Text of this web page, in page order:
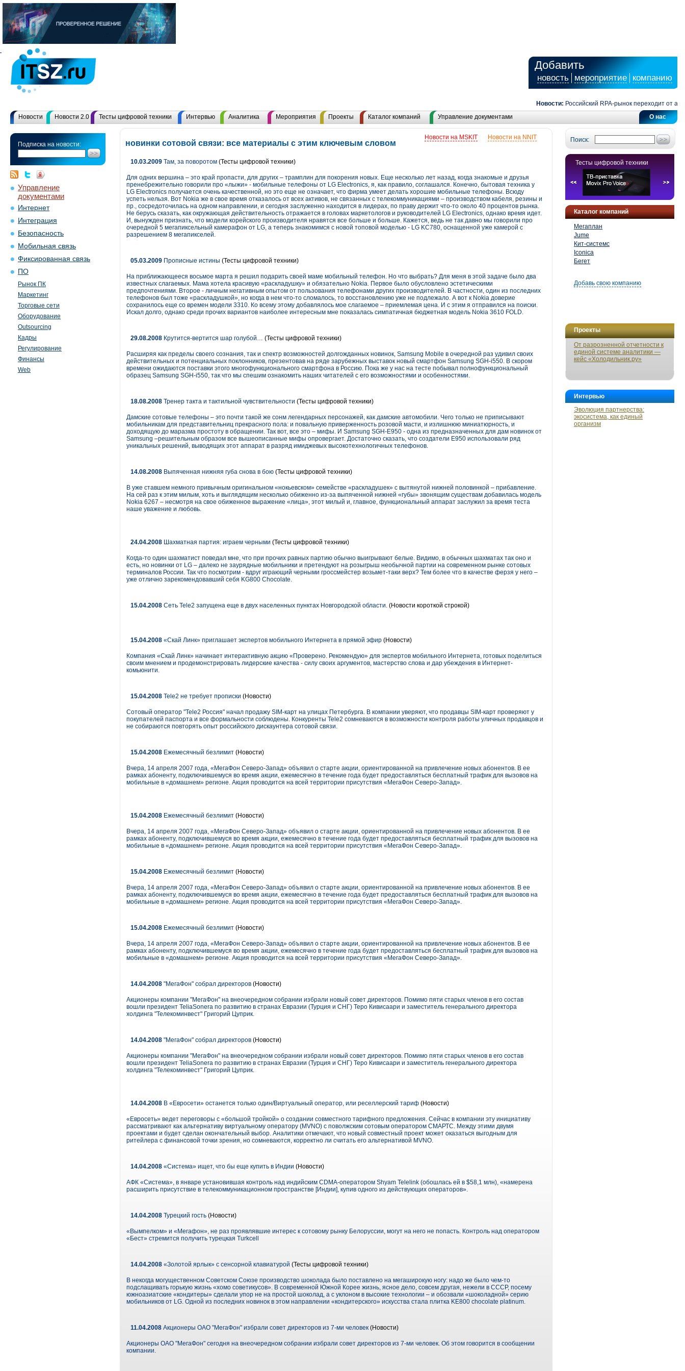
Добавить
новость мероприятие компанию
Новости: Российский RPA-рынок переходит от
О нас
Новости Новости 2.0 Тесты цифровой техники Интервью Аналитика Мероприятия Проекты Каталог компаний Управление документами
Подписка на новости:
Управление
документами
Интернет
Интеграция
Безопасность
Мобильная связь
Фиксированная связь
ПО
Рынок ПК
Маркетинг
Торговые сети
Оборудование
Outsourcing
Кадры
Регулирование
Финансы
Web
Поиск:
Тесты цифровой техники
Каталог компаний
Мегаплан
Jume
Кит-системс
Iconica
Бегет
Добавь свою компанию
Проекты
От разрозненной отчетности к
единой системе аналитики —
кейс «Холодильник.ру»
Интервью
Эволюция партнерства:
экосистема, как единый
организм
Новости на NNIT
Новости на MSKIT
новинки сотовой связи: все материалы с этим ключевым словом
10.03.2009 Там, за поворотом (Тесты цифровой техники)
Для одних вершина – это край пропасти, для других – трамплин для покорения новых. Еще несколько лет назад, когда знакомые и друзья
пренебрежительно говорили про «лыжи» - мобильные телефоны от LG Electronics, я, как правило, соглашался. Конечно, бытовая техника у
LG Electronics получается очень качественной, но это еще не означает, что фирма умеет делать хорошие мобильные телефоны. Всюду
успеть нельзя. Вот Nokia же в свое время отказалось от всех активов, не связанных с телекоммуникациями – производством кабеля, резины и
пр., сосредоточилась на одном направлении, и сегодня заслуженно находится в лидерах, по праву держит что-то около 40 процентов рынка.
Не берусь сказать, как окружающая действительность отражается в головах маркетологов и руководителей LG Electronics, однако время идет.
И, вынужден признать, что модели корейского производителя нравятся все больше и больше. Кажется, ведь не так давно мы говорили про
очередной 5 мегапиксельный камерафон от LG, а теперь знакомимся с новой топовой моделью - LG KC780, оснащенной уже камерой с
разрешением 8 мегапикселей.
05.03.2009 Прописные истины (Тесты цифровой техники)
На приближающееся восьмое марта я решил подарить своей маме мобильный телефон. Но что выбрать? Для меня в этой задаче было два
известных слагаемых. Мама хотела красивую «раскладушку» и обязательно Nokia. Первое было обусловлено эстетическими
предпочтениями. Второе - личным негативным опытом от пользования телефонами других производителей. В частности, один из последних
телефонов был тоже «раскладушкой», но когда в нем что-то сломалось, то восстановлению уже не подлежало. А вот к Nokia доверие
сохранилось еще со времен модели 3310. Ко всему этому добавлялось мое слагаемое – приемлемая цена. И с этим я отправился на поиски.
Искал долго, однако среди прочих вариантов наиболее интересным мне показалась симпатичная бюджетная модель Nokia 3610 FOLD.
29.08.2008 Крутится-вертится шар голубой… (Тесты цифровой техники)
Расширяя как пределы своего сознания, так и спектр возможностей долгожданных новинок, Samsung Mobile в очередной раз удивил своих
действительных и потенциальных поклонников, презентовав на ряде зарубежных выставок новый смартфон Samsung SGH-i550. В скором
времени ожидаются поставки этого многофункционального смартфона в Россию. Пока же у нас на тесте побывал полнофункциональный
образец Samsung SGH-i550, так что мы спешим ознакомить наших читателей с его возможностями и особенностями.
18.08.2008 Тренер такта и тактильной чувствительности (Тесты цифровой техники)
Дамские сотовые телефоны – это почти такой же сонм легендарных персонажей, как дамские автомобили. Чего только не приписывают
мобильникам для представительниц прекрасного пола: и повальную приверженность розовой масти, и излишнюю миниатюрность, и
доходящую до маразма простоту в обращении. Так вот, все это – мифы. И Samsung SGH-E950 - одна из предназначенных для дам новинок от
Samsung –решительным образом все вышеописанные мифы опровергает. Достаточно сказать, что создатели E950 использовали ряд
уникальных решений, выводящих этот аппарат в разряд имиджевых высокотехнологичных телефонов.
14.08.2008 Выпяченная нижняя губа снова в бою (Тесты цифровой техники)
В уже ставшем немного привычным оригинальном «нокьевском» семействе «раскладушек» с вытянутой нижней половинкой – прибавление.
На сей раз к этим милым, хоть и выглядящим несколько обиженно из-за выпяченной нижней «губы» звонящим существам добавилась модель
Nokia 6267 – несмотря на свое обиженное выражение «лица», этот милый и, главное, функциональный аппарат заслужил за время теста
наше уважение и любовь.
24.04.2008 Шахматная партия: играем черными (Тесты цифровой техники)
Когда-то один шахматист поведал мне, что при прочих равных партию обычно выигрывают белые. Видимо, в обычных шахматах так оно и
есть, но новинки от LG – далеко не заурядные мобильники и претендуют на розыгрыш необычной партии на современном рынке сотовых
терминалов России. Так что посмотрим - вдруг играющий черными гроссмейстер возьмет-таки верх? Тем более что в качестве ферзя у него –
уже отлично зарекомендовавший себя KG800 Chocolate.
15.04.2008 Сеть Tele2 запущена еще в двух населенных пунктах Новгородской области. (Новости короткой строкой)
15.04.2008 «Скай Линк» приглашает экспертов мобильного Интернета в прямой эфир (Новости)
Компания «Скай Линк» начинает интерактивную акцию «Проверено. Рекомендую» для экспертов мобильного Интернета, готовых поделиться
своим мнением и продемонстрировать лидерские качества - силу своих аргументов, мастерство слова и дар убеждения в Интернет-
комьюнити.
15.04.2008 Tele2 не требует прописки (Новости)
Сотовый оператор "Tele2 Россия" начал продажу SIM-карт на улицах Петербурга. В компании уверяют, что продавцы SIM-карт проверяют у
покупателей паспорта и все формальности соблюдены. Конкуренты Tele2 сомневаются в возможности контроля работы уличных продавцов и
не собираются повторять опыт российского дискаунтера сотовой связи.
15.04.2008 Ежемесячный безлимит (Новости)
Вчера, 14 апреля 2007 года, «МегаФон Северо-Запад» объявил о старте акции, ориентированной на привлечение новых абонентов. В ее
рамках абоненту, подключившемуся во время акции, ежемесячно в течение года будет предоставляться бесплатный трафик для вызовов на
мобильные в «домашнем» регионе. Акция проводится на всей территории присутствия «МегаФон Северо-Запад».
15.04.2008 Ежемесячный безлимит (Новости)
Вчера, 14 апреля 2007 года, «МегаФон Северо-Запад» объявил о старте акции, ориентированной на привлечение новых абонентов. В ее
рамках абоненту, подключившемуся во время акции, ежемесячно в течение года будет предоставляться бесплатный трафик для вызовов на
мобильные в «домашнем» регионе. Акция проводится на всей территории присутствия «МегаФон Северо-Запад».
15.04.2008 Ежемесячный безлимит (Новости)
Вчера, 14 апреля 2007 года, «МегаФон Северо-Запад» объявил о старте акции, ориентированной на привлечение новых абонентов. В ее
рамках абоненту, подключившемуся во время акции, ежемесячно в течение года будет предоставляться бесплатный трафик для вызовов на
мобильные в «домашнем» регионе. Акция проводится на всей территории присутствия «МегаФон Северо-Запад».
15.04.2008 Ежемесячный безлимит (Новости)
Вчера, 14 апреля 2007 года, «МегаФон Северо-Запад» объявил о старте акции, ориентированной на привлечение новых абонентов. В ее
рамках абоненту, подключившемуся во время акции, ежемесячно в течение года будет предоставляться бесплатный трафик для вызовов на
мобильные в «домашнем» регионе. Акция проводится на всей территории присутствия «МегаФон Северо-Запад».
14.04.2008 "МегаФон" собрал директоров (Новости)
Акционеры компании "МегаФон" на внеочередном собрании избрали новый совет директоров. Помимо пяти старых членов в его состав
вошли президент TeliaSonera по развитию в странах Евразии (Турция и СНГ) Теро Кивисаари и заместитель генерального директора
холдинга "Телекоминвест" Григорий Цуприк.
14.04.2008 "МегаФон" собрал директоров (Новости)
Акционеры компании "МегаФон" на внеочередном собрании избрали новый совет директоров. Помимо пяти старых членов в его состав
вошли президент TeliaSonera по развитию в странах Евразии (Турция и СНГ) Теро Кивисаари и заместитель генерального директора
холдинга "Телекоминвест" Григорий Цуприк.
14.04.2008 В «Евросети» останется только один/Виртуальный оператор, или реселлерский тариф (Новости)
«Евросеть» ведет переговоры с «большой тройкой» о создании совместного тарифного предложения. Сейчас в компании эту инициативу
рассматривают как альтернативу виртуальному оператору (MVNO) с поволжским сотовым оператором СМАРТС. Между этими двумя
проектами и будет сделан окончательный выбор. Аналитики отмечают, что новый совместный проект может оказаться выгодным для
ритейлера с финансовой точки зрения, но сомневаются, корректно ли считать его альтернативой MVNO.
14.04.2008 «Система» ищет, что бы еще купить в Индии (Новости)
АФК «Система», в январе установившая контроль над индийским CDMA-оператором Shyam Telelink (обошлась ей в $58,1 млн), «намерена
расширить присутствие в телекоммуникационном пространстве [Индии], купив одного из действующих операторов».
14.04.2008 Турецкий гость (Новости)
«Вымпелком» и «Мегафон», не раз проявлявшие интерес к сотовому рынку Белоруссии, могут на него не попасть. Контроль над оператором
«Бест» стремится получить турецкая Turkcell
14.04.2008 «Золотой ярлык» с сенсорной клавиатурой (Тесты цифровой техники)
В некогда могущественном Советском Союзе производство шоколада было поставлено на мегаширокую ногу: надо же было чем-то
подслащивать горькую жизнь «хомо советикусов». В современной Южной Корее жизнь, ясное дело, совсем другая, нежели в СССР, посему
южноазиатские «кондитеры» сделали упор не на простой шоколад, а с уклоном в высокие технологии – и обозвали «шоколадной» серию
мобильников от LG. Одной из последних новинок в этом направлении «кондитерского» искусства стала плитка KE800 chocolate platinum.
11.04.2008 Акционеры ОАО "МегаФон" избрали совет директоров из 7-ми человек (Новости)
Акционеры ОАО "МегаФон" сегодня на внеочередном собрании избрали совет директоров из 7-ми человек. Об этом говорится в сообщении
компании.